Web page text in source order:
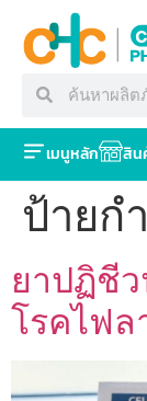
เมนูหลัก สิน
ป้ายก
ยาปฏิชี
โรคไฟล